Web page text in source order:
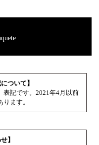
ついて】
表記です。2021年4月以前
ます。
】